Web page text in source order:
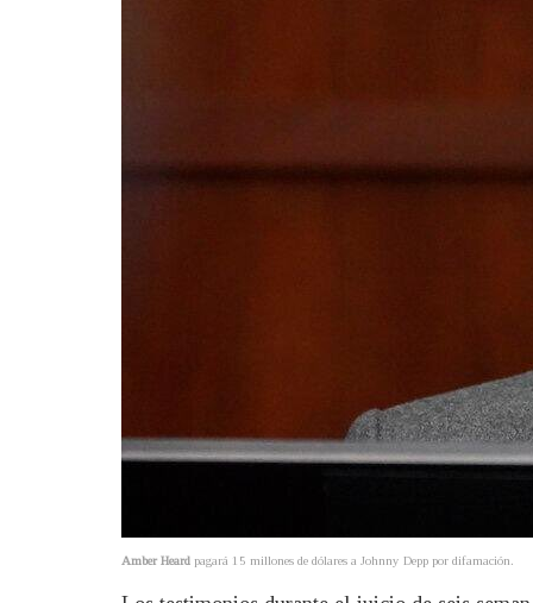
Amber Heard pagará 15 millones de dólares a Johnny Depp por difamación.